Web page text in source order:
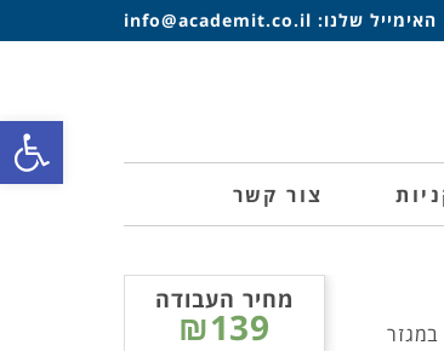
האימייל שלנו: info@academit.co.il
צור קשר
מחיר העבודה
₪139
פתח